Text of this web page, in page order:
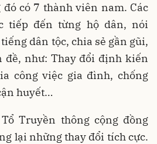
có 7 thành viên nam. Các
tiếp đến từng hộ dân, nói
dân tộc, chia sẻ gần gũi,
đề, như: Thay đổi định kiến
công việc gia đình, chống
huyết…
Truyền thông cộng đồng
lại những thay đổi tích cực.